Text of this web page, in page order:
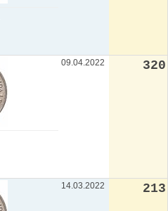
09.04.2022 320
14.03.2022 213